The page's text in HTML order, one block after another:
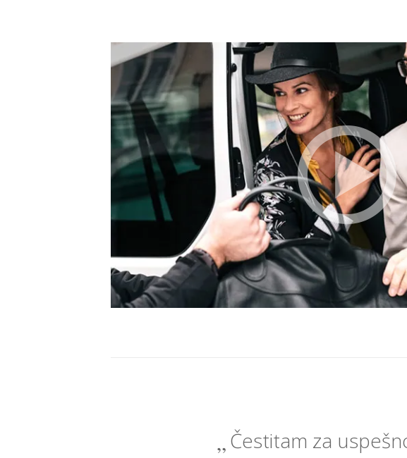
Čestitam za